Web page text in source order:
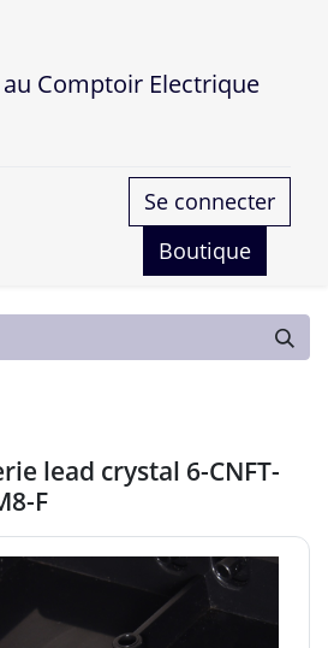
Comptoir Electrique
Se connecter
Boutique
lead crystal 6-CNFT-
F